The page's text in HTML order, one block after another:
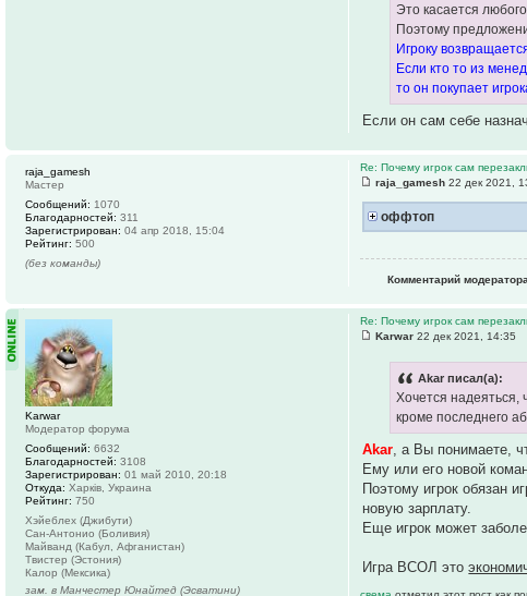
Это касается
Поэтому
Игроку
Если кто то из
то он покупает
Если он сам себе
Re: Почему игрок сам
raja_gamesh 22 дек 2021,
оффтоп
Комментарий
raja_gamesh
Мастер
Сообщений: 1070
Благодарностей: 311
Зарегистрирован: 04 апр 2018, 15:04
Рейтинг: 500
(без команды)
Re: Почему игрок сам
Karwar 22 дек 2021, 14:35
Akar писал(а):
Хочется надеяться,
кроме последнего
Akar, а Вы понимаете,
Ему или его новой
Поэтому игрок обязан
новую зарплату.
Еще игрок может
Игра ВСОЛ это
Karwar
Модератор форума
Сообщений: 6632
Благодарностей: 3108
Зарегистрирован: 01 май 2010, 20:18
Откуда: Харків, Украина
Рейтинг: 750
Хэйеблех (Джибути)
Сан-Антонио (Боливия)
Майванд (Кабул, Афганистан)
Твистер (Эстония)
Калор (Мексика)
зам. в Манчестер Юнайтед (Эсватини)